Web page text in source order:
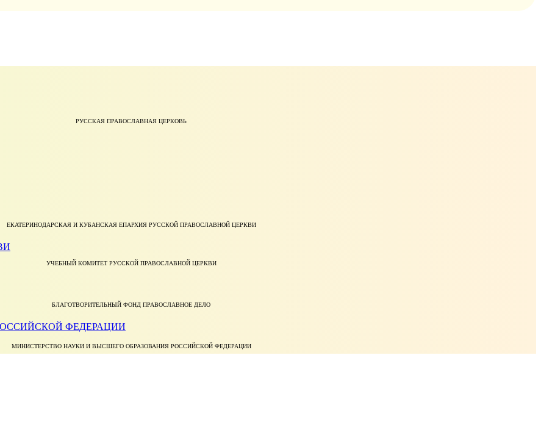
РУССКАЯ ПРАВОСЛАВНАЯ ЦЕРКОВЬ
ЕКАТЕРИНОДАРСКАЯ И КУБАНСКАЯ ЕПАРХИЯ РУССКОЙ ПРАВОСЛАВНОЙ ЦЕРКВИ
УЧЕБНЫЙ КОМИТЕТ РУССКОЙ ПРАВОСЛАВНОЙ ЦЕРКВИ
БЛАГОТВОРИТЕЛЬНЫЙ ФОНД ПРАВОСЛАВНОЕ ДЕЛО
МИНИСТЕРСТВО НАУКИ И ВЫСШЕГО ОБРАЗОВАНИЯ РОССИЙСКОЙ ФЕДЕРАЦИИ